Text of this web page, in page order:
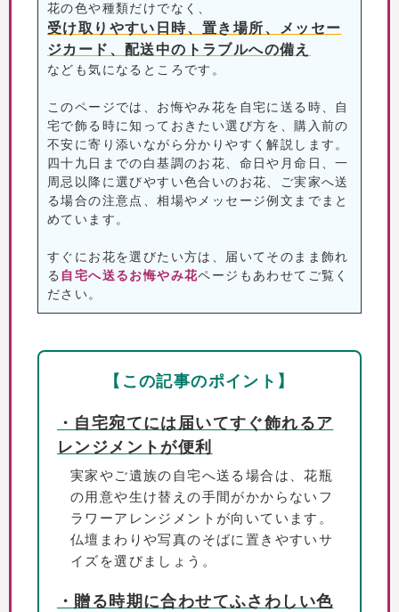
花の色や種類だけでなく、
受け取りやすい日時、置き場所、メッセー
ジカード、配送中のトラブルへの備え
なども気になるところです。
このページでは、お悔やみ花を自宅に送る時、自
宅で飾る時に知っておきたい選び方を、購入前の
不安に寄り添いながら分かりやすく解説します。
四十九日までの白基調のお花、命日や月命日、一
周忌以降に選びやすい色合いのお花、ご実家へ送
る場合の注意点、相場やメッセージ例文までまと
めています。
すぐにお花を選びたい方は、届いてそのまま飾れ
る 自宅へ送るお悔やみ花ページもあわせてご覧く
ださい。
【この記事のポイント】
・自宅宛てには届いてすぐ飾れるア
レンジメントが便利
実家やご遺族の自宅へ送る場合は、花瓶
の用意や生け替えの手間がかからないフ
ラワーアレンジメントが向いています。
仏壇まわりや写真のそばに置きやすいサ
イズを選びましょう。
・贈る時期に合わせてふさわしい色